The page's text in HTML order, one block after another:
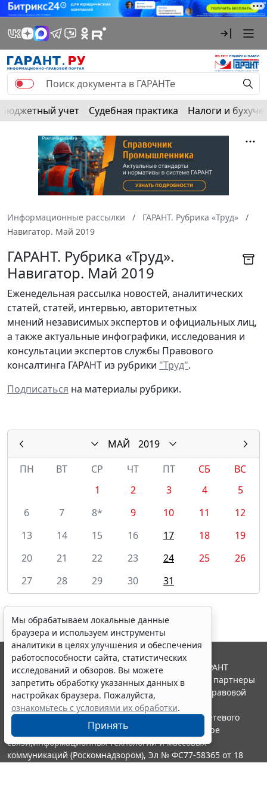
Бюджетный учет Судебная практика Налоги и
Информационные рассылки
ГАРАНТ. Рубрика «Труд»
Навигатор. Май 2019
ГАРАНТ. Рубрика «Труд».
Навигатор. Май 2019
Еженедельная рассылка новостей, аналитических
статей, статей, интервью, авторитетных
мнений независимых экспертов и официальных лиц,
а также актуальные инфографики, исследования и
консультации экспертов службы Правового
консалтинга ГАРАНТ из рубрики "Труд".
Подписаться на материалы рубрики.
МАЙ
2019
ПН
ВТ СР ЧТ ПТ СБ
ВС
1
2 3 4
5
6
7 8* 9 10 11
12
13
14 15 16 17 18
19
20
21 22 23 24 25
26
27
28 29 30 31
Мы обрабатываем локальные данные
браузера и используем инструменты
аналитики в целях улучшения и обеспечения
работоспособности сайта, статистических
исследований и обзоров. Вы можете
запретить обработку указанных данных в
настройках браузера. Пожалуйста,
ознакомьтесь с условиями их обработки.
Принять
© ООО "НПП "ГАРАНТ-СЕРВИС", 2026. Система ГАРАНТ
выпускается с 1990 года. Компания "Гарант" и ее партнеры
являются участниками Российской ассоциации правовой
информации ГАРАНТ.
Портал ГАРАНТ.РУ зарегистрирован в качестве сетевого
издания Федеральной службой по надзору в сфере
связи,информационных технологий и массовых
коммуникаций (Роскомнадзором), Эл № ФС77-58365 от 18